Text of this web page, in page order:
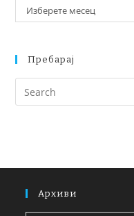
Изберете месец
Пребарај
Архиви